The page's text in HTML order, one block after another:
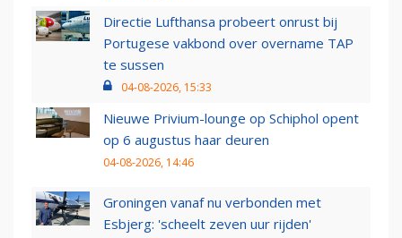
Directie Lufthansa probeert onrust bij
Portugese vakbond over overname TAP
te sussen
04-08-2026, 15:33
Nieuwe Privium-lounge op Schiphol opent
op 6 augustus haar deuren
04-08-2026, 14:46
Groningen vanaf nu verbonden met
Esbjerg: 'scheelt zeven uur rijden'